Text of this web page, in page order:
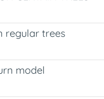
regular trees
model